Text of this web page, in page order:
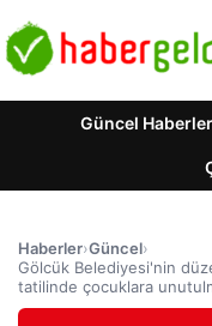
Güncel Haberler
Haberler›Güncel›
Gölcük Belediyesi'nin
tatilinde çocuklara